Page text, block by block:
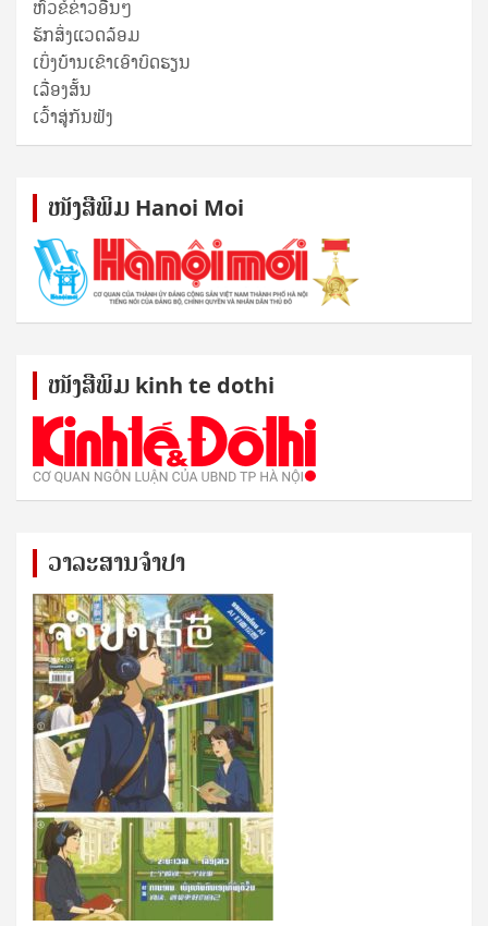
ຫົວຂໍ້ຂ່າວອື່ນໆ
ຮັກສິ່ງແວດລ້ອມ
ເບິ່ງບ້ານເຂົາເອົາບົດຮຽນ
ເລື່ອງສັ້ນ
ເວົ້າສູ່ກັນຟັງ
ໜັງ​ສື​ພິມ Hanoi Moi
ໜັງ​ສື​ພິມ kinh te dothi
ວາລະສານຈຳປາ